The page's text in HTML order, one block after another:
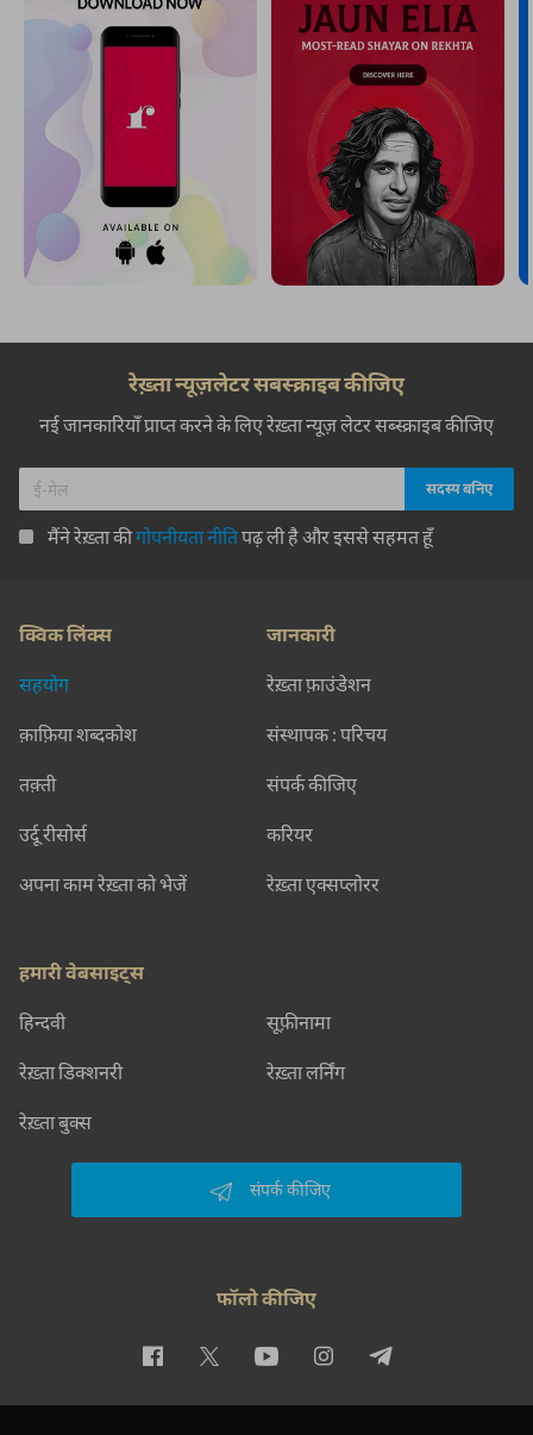
रेख़्ता न्यूज़लेटर सबस्क्राइब कीजिए
नई जानकारियाँ प्राप्त करने के लिए रेख़्ता न्यूज़ लेटर सब्स्क्राइब कीजिए
मैंने रेख़्ता कीगोपनीयता नीतिपढ़ ली है और इससे सहमत हूँ
क्विक लिंक्स
सहयोग
क़ाफ़िया शब्दकोश
तक़्ती
उर्दू रीसोर्स
अपना काम रेख़्ता को भेजें
जानकारी
रेख़्ता फ़ाउंडेशन
संस्थापक : परिचय
संपर्क कीजिए
करियर
रेख़्ता एक्सप्लोरर
हमारी वेबसाइट्स
हिन्दवी सूफ़ीनामा
रेख़्ता डिक्शनरी रेख़्ता लर्निंग
रेख़्ता बुक्स
संपर्क कीजिए
फॉलो कीजिए